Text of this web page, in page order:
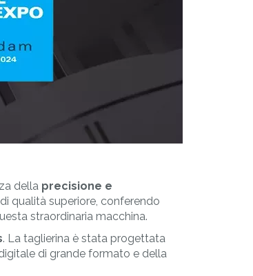
della precisione e
qualità superiore, conferendo
straordinaria macchina.
. La taglierina è stata progettata
di grande formato e della